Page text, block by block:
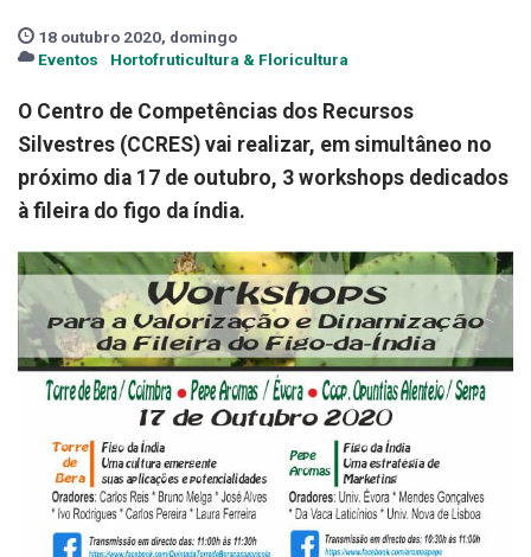
18 outubro 2020, domingo
Eventos
Hortofruticultura & Floricultura
O Centro de Competências dos Recursos
Silvestres (CCRES) vai realizar, em simultâneo no
próximo dia 17 de outubro, 3 workshops dedicados
à fileira do figo da índia.